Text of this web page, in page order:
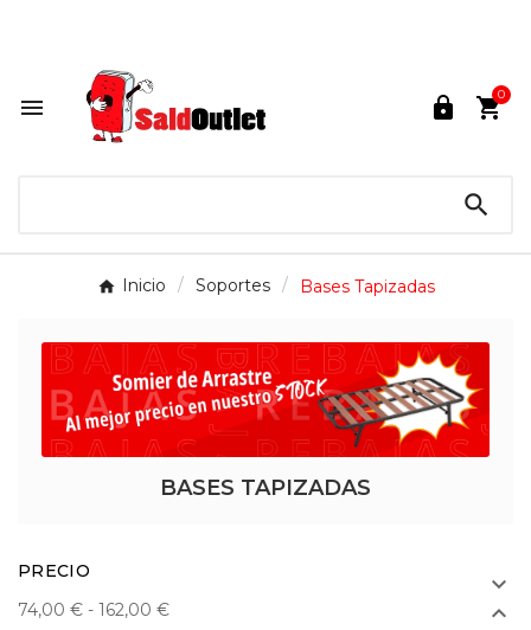
  0

Inicio Soportes Bases Tapizadas
BASES TAPIZADAS
PRECIO


74,00 € - 162,00 €